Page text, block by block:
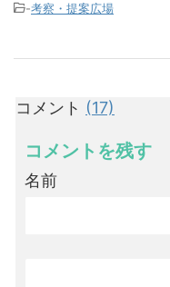
-考察・提案広場
コメント (17)
コメントを残す
名前